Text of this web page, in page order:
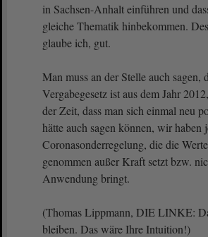
in Sachsen-Anhalt einführen und
gleiche Thematik hinbekommen.
glaube ich, gut.
Man muss an der Stelle auch sagen,
Vergabegesetz ist aus dem Jahr
der Zeit, dass man sich einmal neu
hätte auch sagen können, wir haben
Coronasonderregelung, die die
genommen außer Kraft setzt bzw.
Anwendung bringt.
(Thomas Lippmann, DIE LINKE:
bleiben. Das wäre Ihre Intuition!)